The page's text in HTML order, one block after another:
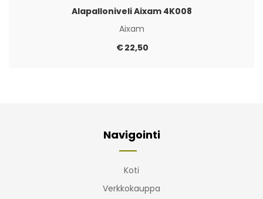
Alapalloniveli Aixam 4K008
Aixam
€22,50
Navigointi
Koti
Verkkokauppa